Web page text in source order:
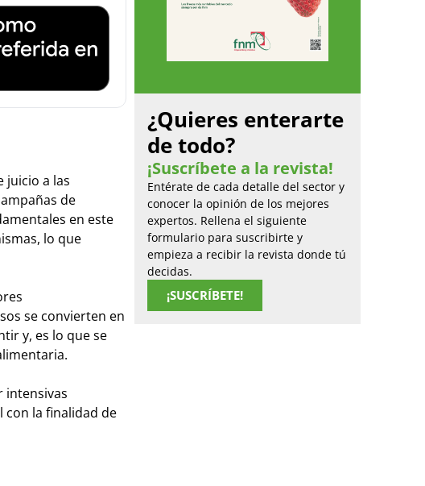
juicio a las
de
en este
lo que
se convierten en
y, es lo que se
intensivas
con la finalidad de
¿Quieres enterarte
de todo?
¡Suscríbete a la revista!
Entérate de cada detalle del sector y
conocer la opinión de los mejores
expertos. Rellena el siguiente
formulario para suscribirte y
empieza a recibir la revista donde tú
decidas.
¡SUSCRÍBETE!